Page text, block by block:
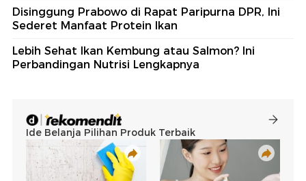
Disinggung Prabowo di Rapat Paripurna DPR, Ini
Sederet Manfaat Protein Ikan
Lebih Sehat Ikan Kembung atau Salmon? Ini
Perbandingan Nutrisi Lengkapnya